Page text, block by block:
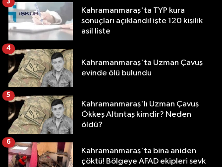
Kahramanmaraş'ta TYP kura
sonuçları açıklandı! işte 120 kişilik
asil liste
3
Kahramanmaraş'ta Uzman Çavuş
evinde ölü bulundu
4
Kahramanmaraş'lı Uzman Çavuş
Ökkeş Altıntaş kimdir? Neden
öldü?
5
Kahramanmaraş'ta bina aniden
çöktü! Bölgeye AFAD ekipleri sevk
6